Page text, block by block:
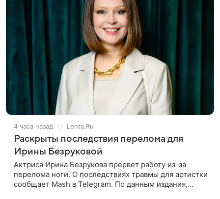
4 часа назад Lenta.Ru
Раскрыты последствия перелома для
Ирины Безруковой
Актриса Ирина Безрукова прервет работу из-за
перелома ноги. О последствиях травмы для артистки
сообщает Mash в Telegram. По данным издания,